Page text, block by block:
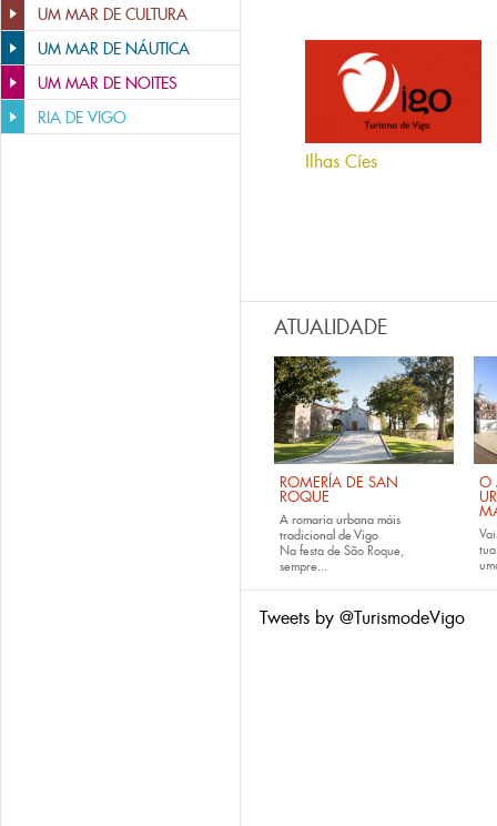
UM MAR DE CULTURA
UM MAR DE NÁUTICA
UM MAR DE NOITES
RIA DE VIGO
Ilhas Cíes
ATUALIDADE
ROMERÍA DE SAN
ROQUE
A romaria urbana máis
tradicional de Vigo
Na festa de São Roque,
sempre...
O
Tweets by @TurismodeVigo